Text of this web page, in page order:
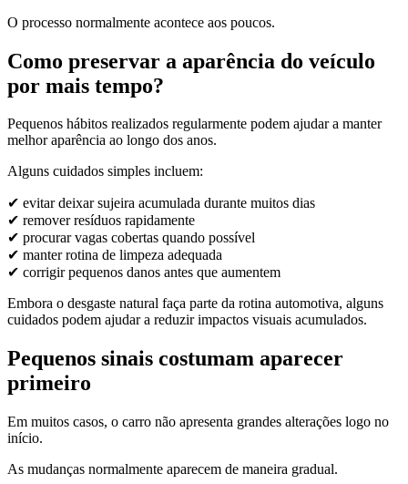
O processo normalmente acontece aos poucos.
Como preservar a aparência do veículo
por mais tempo?
Pequenos hábitos realizados regularmente podem ajudar a manter
melhor aparência ao longo dos anos.
Alguns cuidados simples incluem:
✔ evitar deixar sujeira acumulada durante muitos dias
✔ remover resíduos rapidamente
✔ procurar vagas cobertas quando possível
✔ manter rotina de limpeza adequada
✔ corrigir pequenos danos antes que aumentem
Embora o desgaste natural faça parte da rotina automotiva, alguns
cuidados podem ajudar a reduzir impactos visuais acumulados.
Pequenos sinais costumam aparecer
primeiro
Em muitos casos, o carro não apresenta grandes alterações logo no
início.
As mudanças normalmente aparecem de maneira gradual.